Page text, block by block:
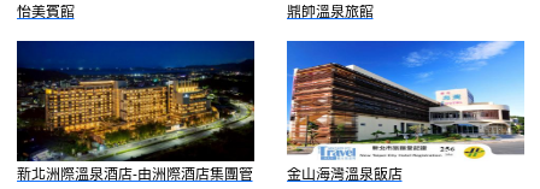
怡美賓館 鼎帥溫泉旅館
新北洲際溫泉酒店-由洲際酒店集團管 金山海灣溫泉飯店